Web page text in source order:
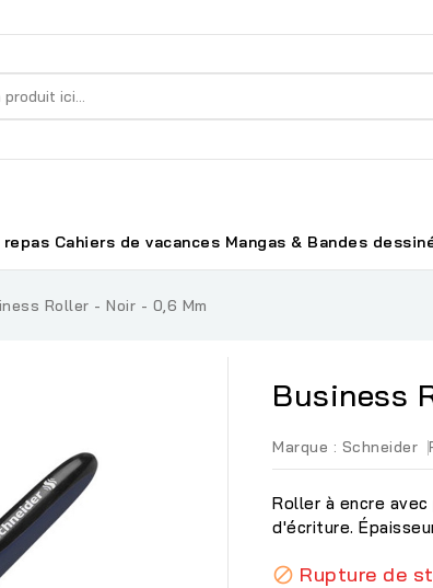
repas Cahiers de vacances Mangas & Bandes
Roller - Noir - 0,6 Mm
Business
Marque : Schneider
Roller à encre
d'écriture.
 Rupture de